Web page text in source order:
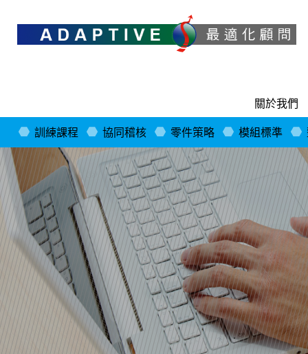
關於我們
訓練課程
協同稽核 零件策略 模組標準